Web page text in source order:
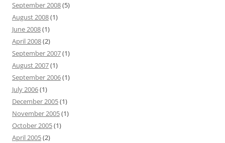
September 2008(5)
August 2008(1)
June 2008(1)
April 2008(2)
September 2007(1)
August 2007(1)
September 2006(1)
July 2006(1)
December 2005(1)
November 2005(1)
October 2005(1)
April 2005(2)